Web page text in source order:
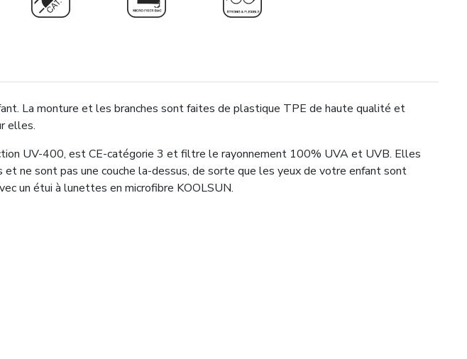
La monture et les branches sont faites de plastique TPE de haute qualité et
elles.
UV-400, est CE-catégorie 3 et filtre le rayonnement 100% UVA et UVB. Elles
ne sont pas une couche la-dessus, de sorte que les yeux de votre enfant sont
un étui à lunettes en microfibre KOOLSUN.